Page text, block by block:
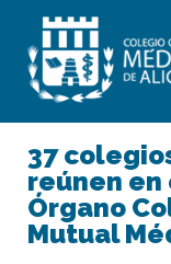
37
reúnen en
Órgano
Mutual